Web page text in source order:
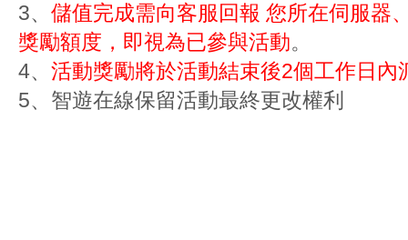
3、 儲值完成需向客服回報 您所在伺服器
獎勵額度，即視為已參與活動。
4、 活動獎勵將於活動結束後2個工作日內
5、智遊在線保留活動最終更改權利